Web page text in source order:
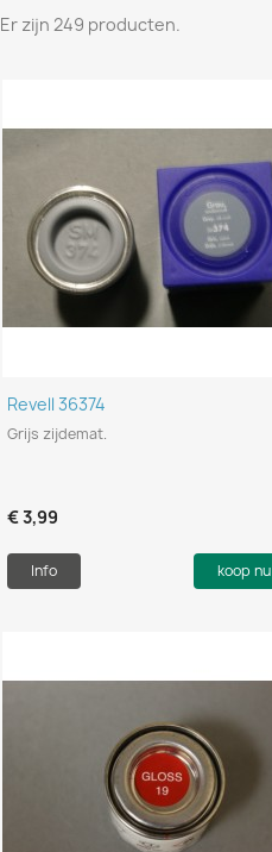
Er zijn 249 producten.
Snel bekijken
Revell 36374
Grijs zijdemat.
€ 3,99
Info koop nu